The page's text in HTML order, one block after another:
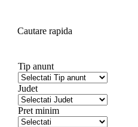
Cautare rapida
Tip anunt
Judet
Pret minim